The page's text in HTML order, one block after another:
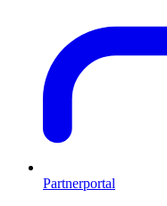
Partnerportal